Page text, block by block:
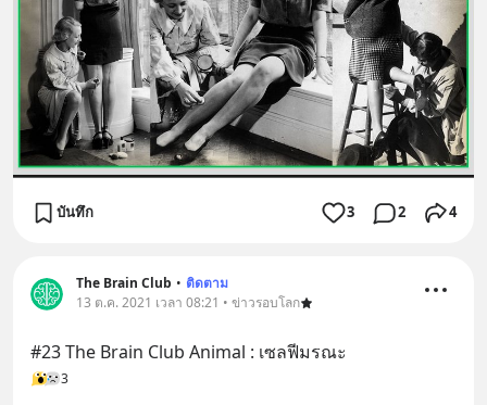
บันทึก 3 2 4
The Brain Club • ติดตาม
13 ต.ค. 2021 เวลา 08:21 • ข่าวรอบโลก
#23 The Brain Club Animal : เซลฟีมรณะ
3